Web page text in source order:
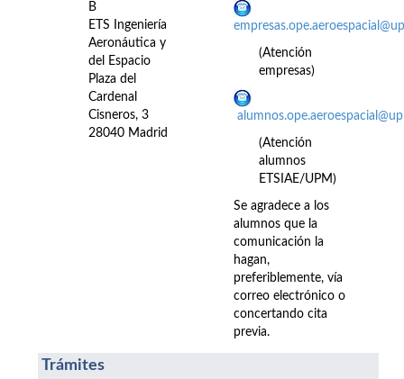
B
ETS Ingeniería
Aeronáutica y
del Espacio
Plaza del
Cardenal
Cisneros, 3
28040 Madrid
(Atención
empresas)
(Atención
alumnos
ETSIAE/UPM)
Se agradece a los
alumnos que la
comunicación la
hagan,
preferiblemente, vía
correo electrónico o
concertando cita
previa.
Trámites